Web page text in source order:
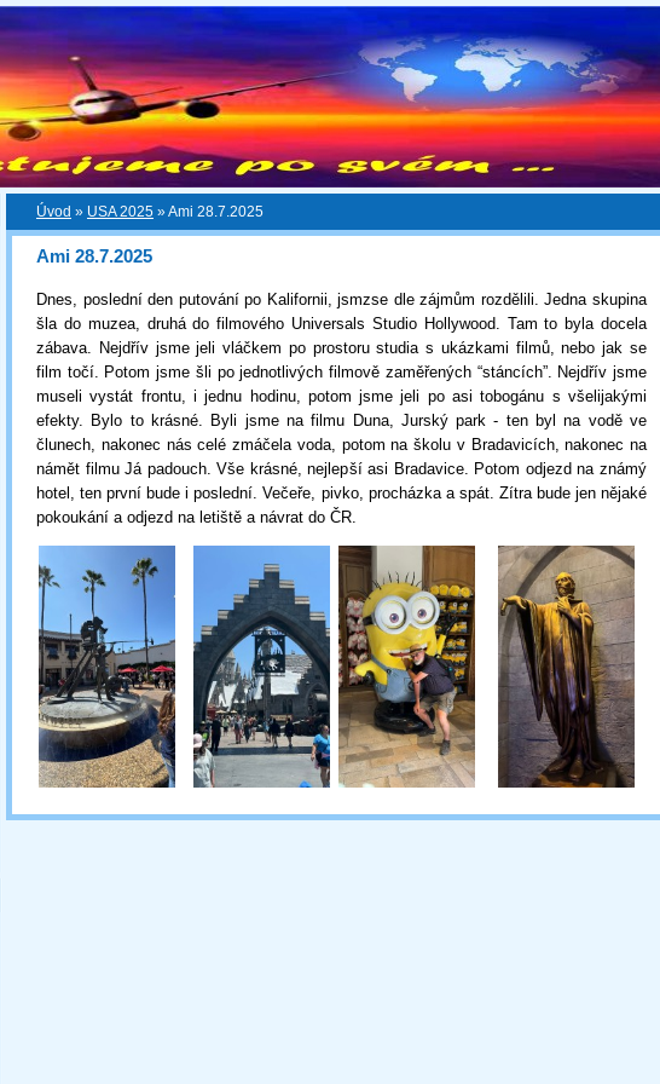
Úvod » USA 2025 »Ami 28.7.2025
Ami 28.7.2025
Dnes, poslední den putování po Kalifornii, jsmzse dle zájmům rozdělili. Jedna skupina
šla do muzea, druhá do filmového Universals Studio Hollywood. Tam to byla docela
zábava. Nejdřív jsme jeli vláčkem po prostoru studia s ukázkami filmů, nebo jak se
film točí. Potom jsme šli po jednotlivých filmově zaměřených “stáncích”. Nejdřív jsme
museli vystát frontu, i jednu hodinu, potom jsme jeli po asi tobogánu s všelijakými
efekty. Bylo to krásné. Byli jsme na filmu Duna, Jurský park - ten byl na vodě ve
člunech, nakonec nás celé zmáčela voda, potom na školu v Bradavicích, nakonec na
námět filmu Já padouch. Vše krásné, nejlepší asi Bradavice. Potom odjezd na známý
hotel, ten první bude i poslední. Večeře, pivko, procházka a spát. Zítra bude jen nějaké
pokoukání a odjezd na letiště a návrat do ČR.